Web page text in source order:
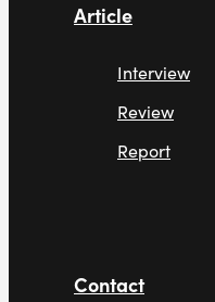
Article
Interview
Review
Report
Contact